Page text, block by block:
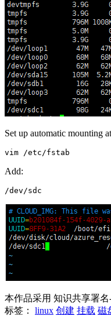
Set up automatic mounting
Add:
本作品采用 知识共享署
标签：
linux 创建 挂载 磁